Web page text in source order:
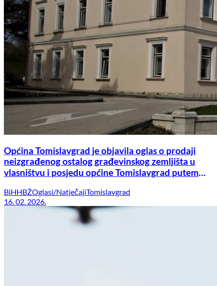
Općina Tomislavgrad je objavila oglas o prodaji
neizgrađenog ostalog građevinskog zemljišta u
vlasništvu i posjedu općine Tomislavgrad putem
BiHHBŽOglasi/NatječajiTomislavgrad
16. 02. 2026.